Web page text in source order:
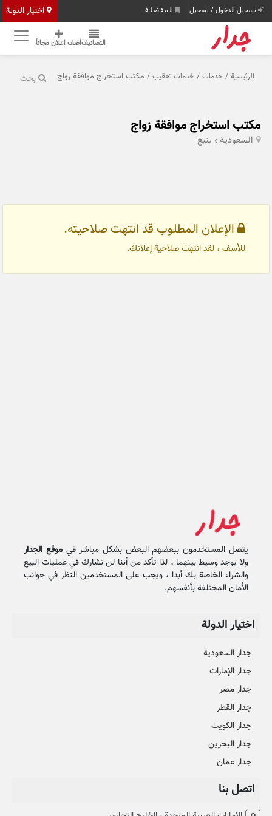
اختيار الدولة تسجيل الدخول / تسجيل الـمـفـضـلـة
التصانيفأضف اعلان مجاناً
بحث الرئيسية /خدمات /خدمات تعقيب / مكتب استخراج موافقة زواج
مكتب استخراج موافقة زواج
السعودية ينبع
الإعلان المطلوب قد انتهت صلاحيته.
للأسف ، لقد انتهت صلاحية إعلانك.
يتصل المستخدمون ببعضهم البعض بشكل مباشر في موقع الجدار
ولا يوجد وسيط بينهما ، لذا تأكد من أننا لن نشارك في عمليات البيع
والشراء الخاصة بك أبدا ، ويجب على المستخدمين النظر في جوانب
الأمان المختلفة بأنفسهم.
اختيار الدولة
جدار السعودية
جدار الإمارات
جدار مصر
جدار القطر
جدار الكويت
جدار البحرين
جدار عمان
اتصل بنا